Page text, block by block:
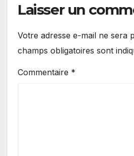
Laisser un
Votre adresse e-mail ne sera
champs obligatoires sont
Commentaire *